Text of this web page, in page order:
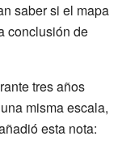
saber si el mapa
conclusión de
tres años
misma escala,
esta nota: